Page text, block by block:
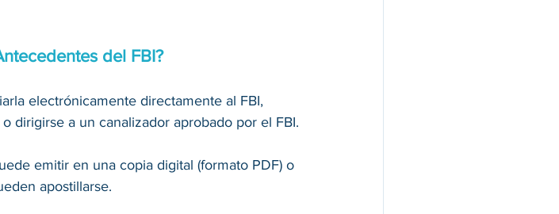
del FBI?
electrónicamente directamente al FBI,
dirigirse a un canalizador aprobado por el FBI.
emitir en una copia digital (formato PDF) o
apostillarse.